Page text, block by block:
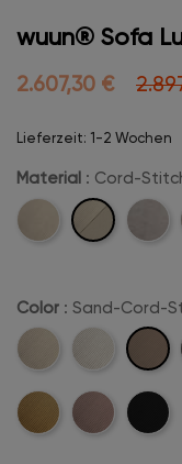
wuun® Sofa
2.607,30 €
Lieferzeit: 1-2 Wochen
Material : Cord-
Cord
Cord-
Stitch
Velvet
Color : Sand-Cord-
Beige-
Stitch
Creme-
Cord-
Sand-
Cord-
Stitch
Mustard-Rosa-